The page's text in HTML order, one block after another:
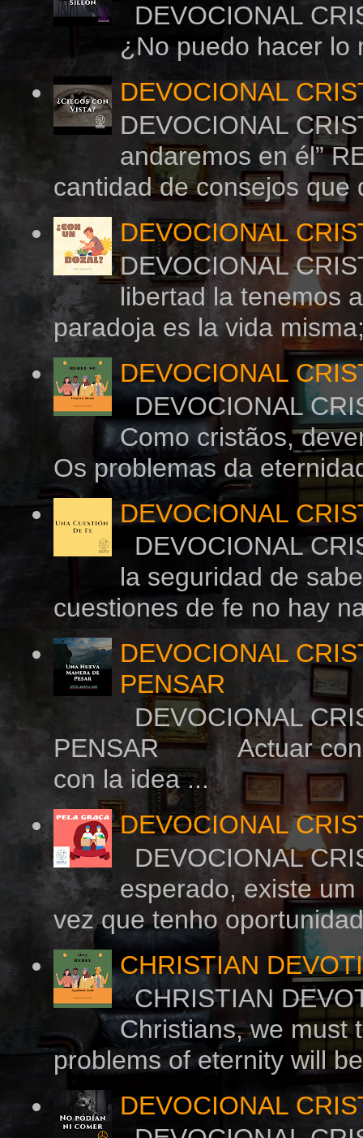
DEVOCIONAL
¿No puedo
DEVOCIONAL
DEVOCIONAL
andaremos en él”
cantidad de consejos que
DEVOCIONAL
DEVOCIONAL
libertad la
paradoja es la vida
DEVOCIONAL
DEVOCIONAL
Como cristãos,
Os problemas da
DEVOCIONAL
DEVOCIONAL
la seguridad de
cuestiones de fe no hay
DEVOCIONAL
PENSAR
DEVOCIONAL
PENSAR Actuar con
con la idea ...
DEVOCIONAL
DEVOCIONAL
esperado, existe
vez que tenho
CHRISTIAN
CHRISTIAN
Christians, we must
problems of eternity will
DEVOCIONAL